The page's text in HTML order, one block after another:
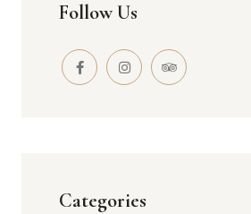
Follow Us
Categories